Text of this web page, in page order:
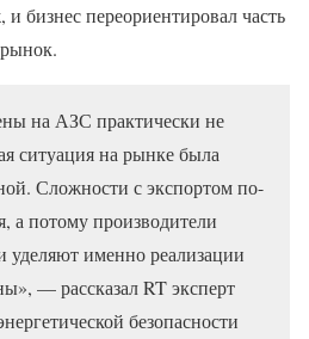
бизнес переориентировал часть
на АЗС практически не
ситуация на рынке была
Сложности с экспортом по-
а потому производители
уделяют именно реализации
— рассказал RT эксперт
безопасности